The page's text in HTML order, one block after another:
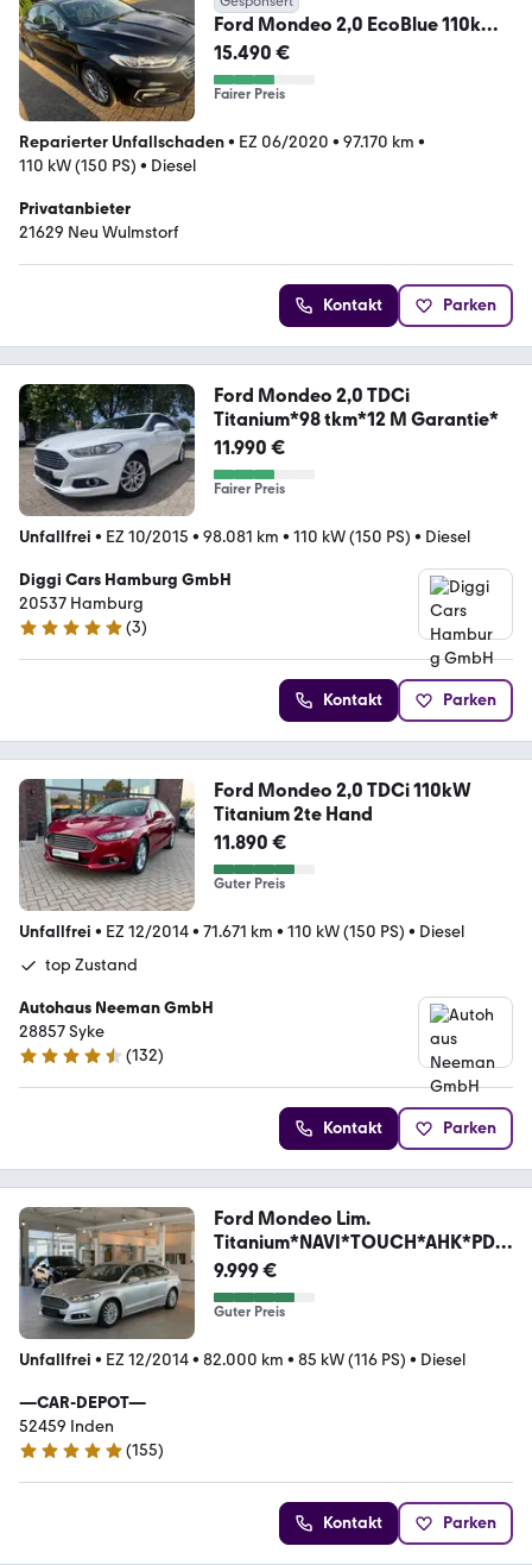
Ford Mondeo 2,0 EcoBlue 110kW
Trend Automatik Trend
15.490 €
Fairer Preis
Reparierter Unfallschaden• EZ 06/2020 • 97.170 km •
110 kW (150 PS) • Diesel
Privatanbieter
21629 Neu Wulmstorf
Kontakt Parken
Ford Mondeo 2,0 TDCi
Titanium*98 tkm*12 M Garantie*
11.990 €
Fairer Preis
Unfallfrei • EZ 10/2015 • 98.081 km • 110 kW (150 PS) • Diesel
Diggi Cars Hamburg GmbH
20537 Hamburg
5 Sterne
(3)
Kontakt Parken
Ford Mondeo 2,0 TDCi 110kW
Titanium 2te Hand
11.890 €
Guter Preis
Unfallfrei • EZ 12/2014• 71.671 km • 110 kW (150 PS) • Diesel
top Zustand
Autohaus Neeman GmbH
28857 Syke
4.7 Sterne
(132)
Kontakt Parken
Ford Mondeo Lim.
Titanium*NAVI*TOUCH*AHK*PDC
*APPLE.C*
9.999 €
Guter Preis
Unfallfrei • EZ 12/2014• 82.000 km • 85 kW (116 PS) • Diesel
—CAR-DEPOT—
52459 Inden
4.9 Sterne
(155)
Kontakt Parken